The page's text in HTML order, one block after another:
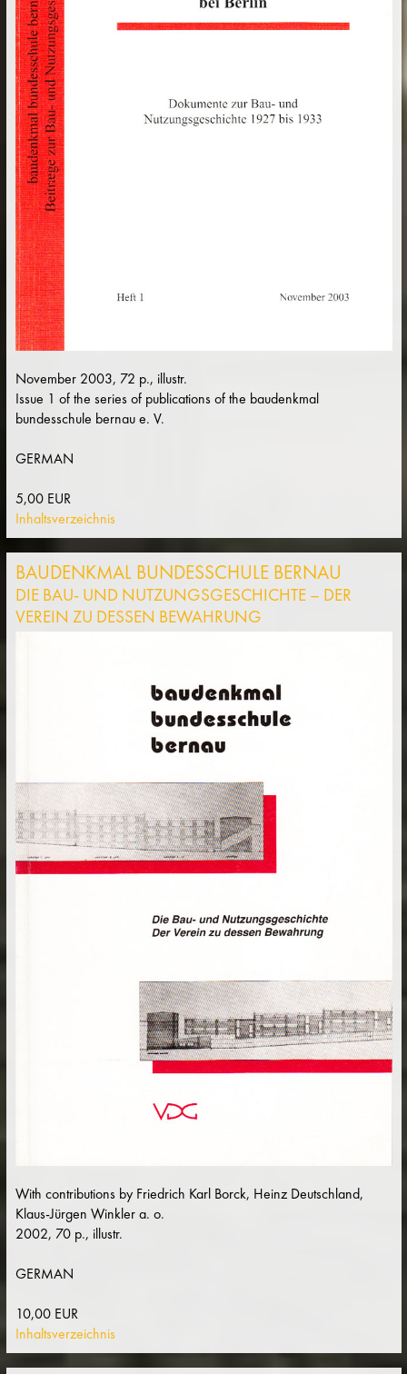
November 2003, 72 p., illustr.
Issue 1 of the series of publications of the baudenkmal
bundesschule bernau e. V.
GERMAN
5,00 EUR
Inhaltsverzeichnis
BAUDENKMAL BUNDESSCHULE BERNAU
DIE BAU- UND NUTZUNGSGESCHICHTE – DER
VEREIN ZU DESSEN BEWAHRUNG
With contributions by Friedrich Karl Borck, Heinz Deutschland,
Klaus-Jürgen Winkler a. o.
2002, 70 p., illustr.
GERMAN
10,00 EUR
Inhaltsverzeichnis